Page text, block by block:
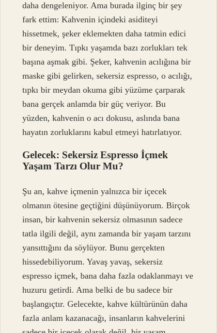
daha dengeleniyor. Ama burada ilginç bir şey
fark ettim: Kahvenin içindeki asiditeyi
hissetmek, şeker eklemekten daha tatmin edici
bir deneyim. Tıpkı yaşamda bazı zorlukları tek
başına aşmak gibi. Şeker, kahvenin acılığına bir
maske gibi gelirken, sekersiz espresso, o acılığı,
tıpkı bir meydan okuma gibi yüzüme çarparak
bana gerçek anlamda bir güç veriyor. Bu
yüzden, kahvenin o acı dokusu, aslında bana
hayatın zorluklarını kabul etmeyi hatırlatıyor.
Gelecek: Sekersiz Espresso İçmek
Yaşam Tarzı Olur Mu?
Şu an, kahve içmenin yalnızca bir içecek
olmanın ötesine geçtiğini düşünüyorum. Birçok
insan, bir kahvenin sekersiz olmasının sadece
tatla ilgili değil, aynı zamanda bir yaşam tarzını
yansıttığını da söylüyor. Bunu gerçekten
hissedebiliyorum. Yavaş yavaş, sekersiz
espresso içmek, bana daha fazla odaklanmayı ve
huzuru getirdi. Ama belki de bu sadece bir
başlangıçtır. Gelecekte, kahve kültürünün daha
fazla anlam kazanacağı, insanların kahvelerini